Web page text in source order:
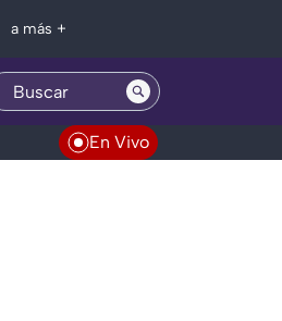
a más +
En Vivo